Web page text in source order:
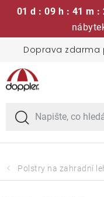
01 d : 09 h : 41 m :
obsah
Doprava zdarma
Sedací soupravy
Slunečníky
Křesla a židle
Polstry na zahradní